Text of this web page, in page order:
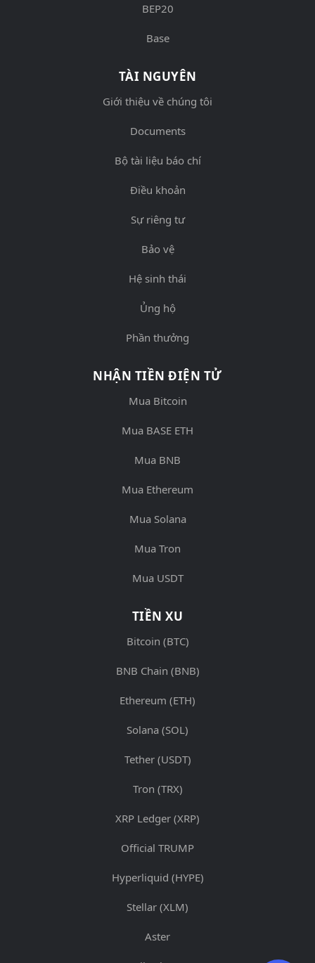
BEP20
Base
TÀI NGUYÊN
Giới thiệu về chúng tôi
Documents
Bộ tài liệu báo chí
Điều khoản
Sự riêng tư
Bảo vệ
Hệ sinh thái
Ủng hộ
Phần thưởng
NHẬN TIỀN ĐIỆN TỬ
Mua Bitcoin
Mua BASE ETH
Mua BNB
Mua Ethereum
Mua Solana
Mua Tron
Mua USDT
TIỀN XU
Bitcoin (BTC)
BNB Chain (BNB)
Ethereum (ETH)
Solana (SOL)
Tether (USDT)
Tron (TRX)
XRP Ledger (XRP)
Official TRUMP
Hyperliquid (HYPE)
Stellar (XLM)
Aster